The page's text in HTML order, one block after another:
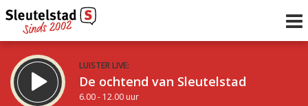
LUISTER LIVE:
De ochtend van Sleutelstad
6.00 - 12.00 uur